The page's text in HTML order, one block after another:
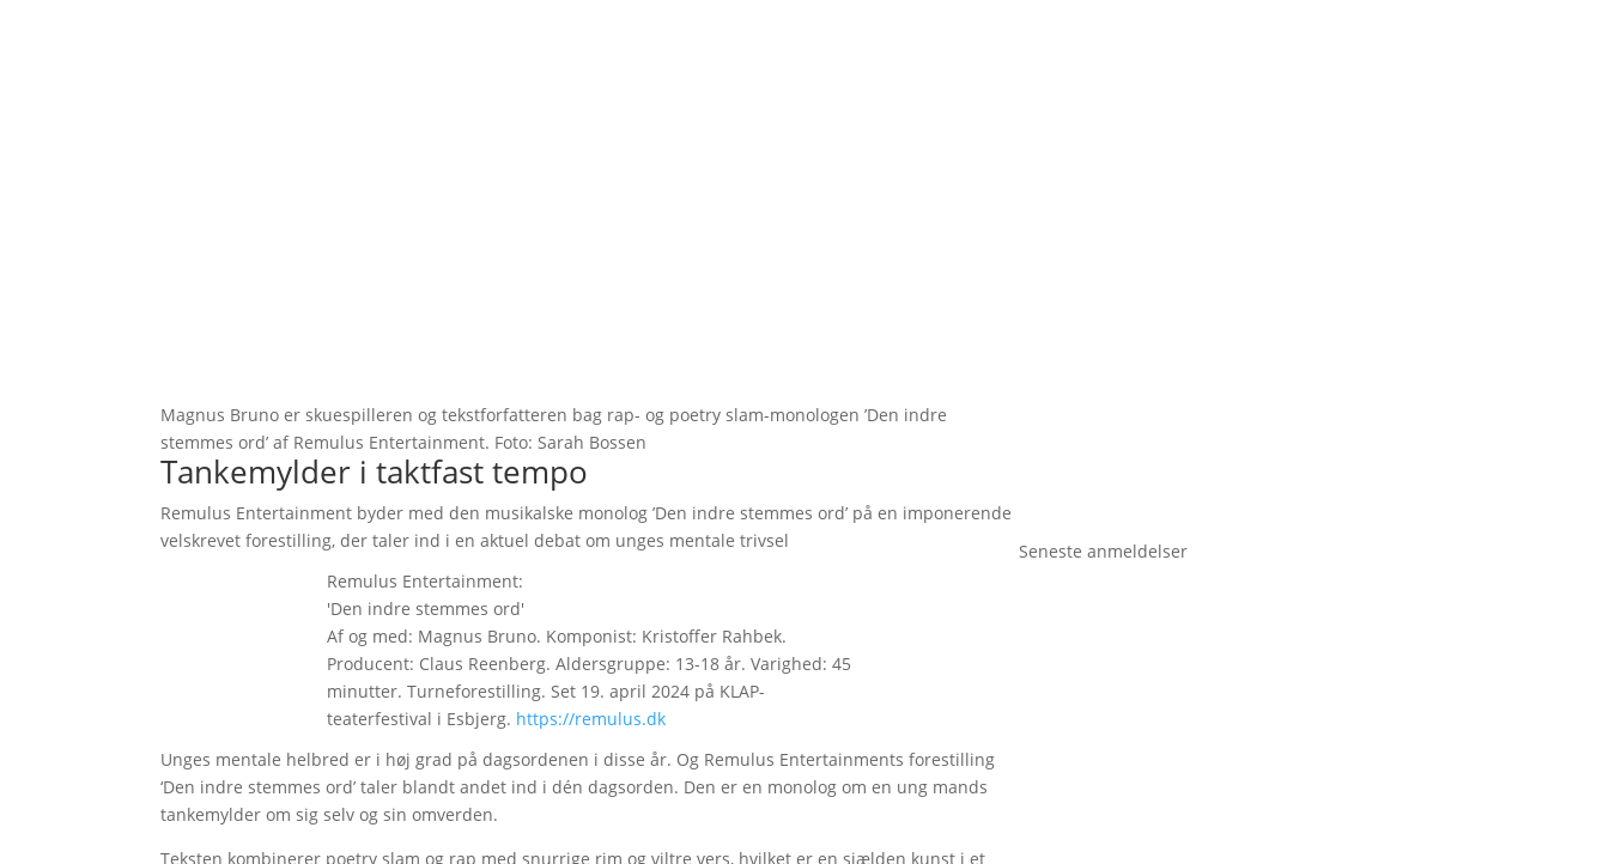
Magnus Bruno er skuespilleren og tekstforfatteren bag rap- og poetry slam-monologen ’Den indre
stemmes ord’ af Remulus Entertainment. Foto: Sarah Bossen
Tankemylder i taktfast tempo
Remulus Entertainment byder med den musikalske monolog ’Den indre stemmes ord’ på en imponerende
velskrevet forestilling, der taler ind i en aktuel debat om unges mentale trivsel
Remulus Entertainment:
'Den indre stemmes ord'
Af og med: Magnus Bruno. Komponist: Kristoffer Rahbek.
Producent: Claus Reenberg. Aldersgruppe: 13-18 år. Varighed: 45
minutter. Turneforestilling. Set 19. april 2024 på KLAP-
teaterfestival i Esbjerg. https://remulus.dk
Unges mentale helbred er i høj grad på dagsordenen i disse år. Og Remulus Entertainments forestilling
‘Den indre stemmes ord’ taler blandt andet ind i dén dagsorden. Den er en monolog om en ung mands
tankemylder om sig selv og sin omverden.
Teksten kombinerer poetry slam og rap med snurrige rim og viltre vers, hvilket er en sjælden kunst i et
Seneste anmeldelser